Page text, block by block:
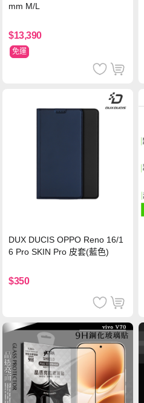
mm M/L
$13,390
免運
DUX DUCIS OPPO Reno 16/1
6 Pro SKIN Pro 皮套(藍色)
$350